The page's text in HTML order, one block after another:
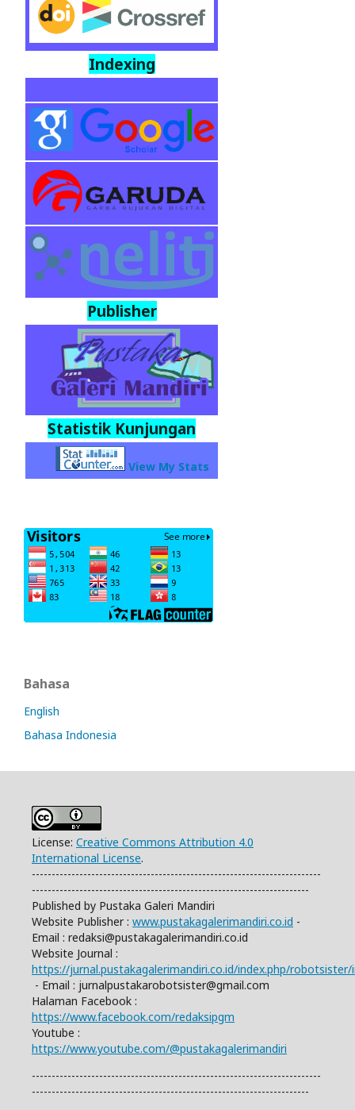
Indexing
Publisher
Statistik Kunjungan
View My Stats
Bahasa
English
Bahasa Indonesia
License: Creative Commons Attribution 4.0
International License.
-------------------------------------------------------------------------
----------------------------------------------------------------------
Published by Pustaka Galeri Mandiri
Website Publisher : www.pustakagalerimandiri.co.id -
Email : redaksi@pustakagalerimandiri.co.id
Website Journal :
https://jurnal.pustakagalerimandiri.co.id/index.php/robotsister/
- Email : jurnalpustakarobotsister@gmail.com
Halaman Facebook :
https://www.facebook.com/redaksipgm
Youtube :
https://www.youtube.com/@pustakagalerimandiri
-------------------------------------------------------------------------
----------------------------------------------------------------------